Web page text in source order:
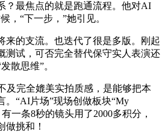
？最焦点的就是跑通流程。他对AI
，“下一步，”她引见。
的支流。也迭代了很是多版。刚起
测试，可否完全替代保守实人表演还
散思维”。
完全媲美实拍质感，是能够把本
。“AI片场”现场创做板块“My
一条8秒的镜头用了2000多积分，
做挑和！